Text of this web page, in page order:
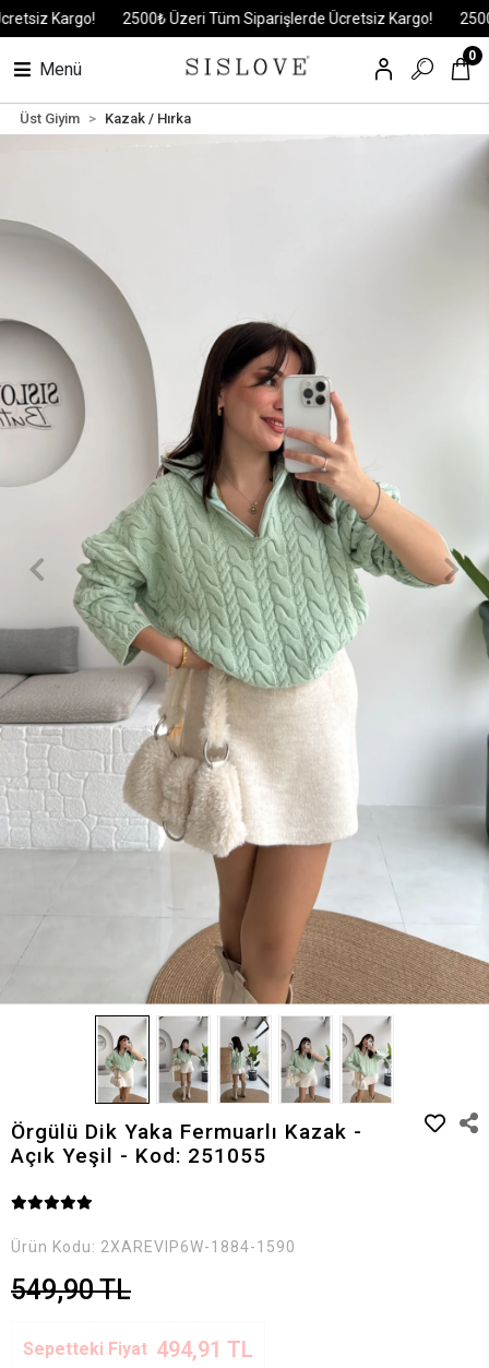
Kargo! 2500₺ Üzeri Tüm Siparişlerde Ücretsiz Kargo! 2500₺
Menü
0
Üst Giyim Kazak / Hırka
Örgülü Dik Yaka Fermuarlı Kazak -
Açık Yeşil - Kod: 251055
Ürün Kodu: 2XAREVIP6W-1884-1590
549,90 TL
Sepetteki Fiyat 494,91 TL